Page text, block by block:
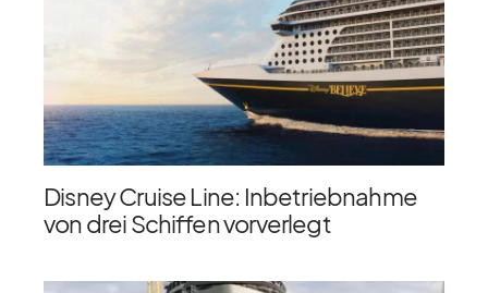
Disney Cruise Line: Inbetriebnahme
von drei Schiffen vorverlegt